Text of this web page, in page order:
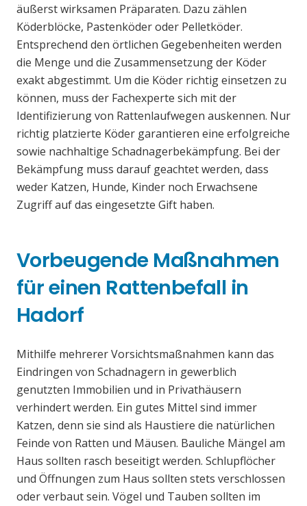
äußerst wirksamen Präparaten. Dazu zählen
Köderblöcke, Pastenköder oder Pelletköder.
Entsprechend den örtlichen Gegebenheiten werden
die Menge und die Zusammensetzung der Köder
exakt abgestimmt. Um die Köder richtig einsetzen zu
können, muss der Fachexperte sich mit der
Identifizierung von Rattenlaufwegen auskennen. Nur
richtig platzierte Köder garantieren eine erfolgreiche
sowie nachhaltige Schadnagerbekämpfung. Bei der
Bekämpfung muss darauf geachtet werden, dass
weder Katzen, Hunde, Kinder noch Erwachsene
Zugriff auf das eingesetzte Gift haben.
Vorbeugende Maßnahmen
für einen Rattenbefall in
Hadorf
Mithilfe mehrerer Vorsichtsmaßnahmen kann das
Eindringen von Schadnagern in gewerblich
genutzten Immobilien und in Privathäusern
verhindert werden. Ein gutes Mittel sind immer
Katzen, denn sie sind als Haustiere die natürlichen
Feinde von Ratten und Mäusen. Bauliche Mängel am
Haus sollten rasch beseitigt werden. Schlupflöcher
und Öffnungen zum Haus sollten stets verschlossen
oder verbaut sein. Vögel und Tauben sollten im